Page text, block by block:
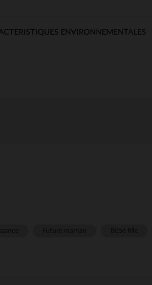
ENVIRONNEMENTALES